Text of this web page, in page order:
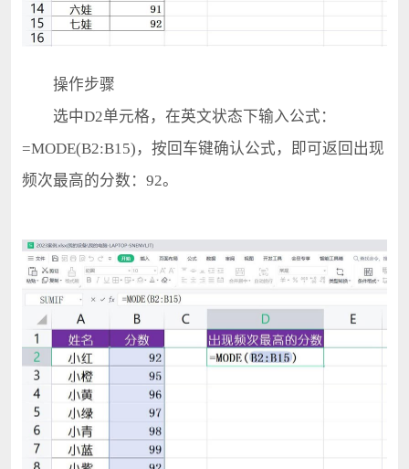
操作步骤
选中D2单元格，在英文状态下输入公式：
=MODE(B2:B15) ，按回车键确认公式，即可返回出现
频次最高的分数：92。